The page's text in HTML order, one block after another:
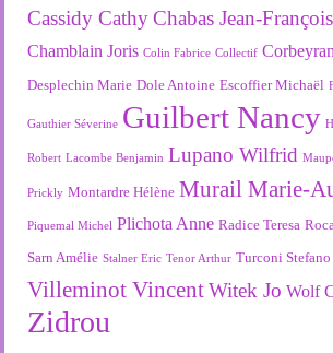
Cassidy Cathy Chabas Jean-François
Chamblain Joris Colin Fabrice Collectif
Desplechin Marie Dole Antoine Escoffier Michaël
Gauthier Séverine Guilbert Nancy
Robert Lacombe Benjamin Lupano Wilfrid
Prickly Montardre Hélène Murail Marie-
Piquemal Michel Plichota Anne Radice Teresa
Sarn Amélie Stalner Eric Tenor Arthur Turconi Stefano
Villeminot Vincent Witek Jo Wolf
Zidrou